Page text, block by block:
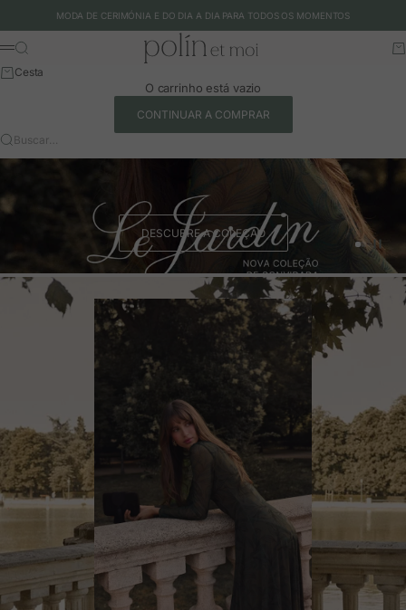
MODA DE CERIMÓNIA E DO DIA A DIA PARA TODOS OS MOMENTOS
Polín et moi - EU
Menu
Buscar
Cesta
O carrinho está vazio
CONTINUAR A COMPRAR
Buscar…
DESCUBRE A COLEÇÃO
Ir para o
Ir para